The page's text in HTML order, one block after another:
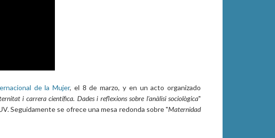
de la Mujer, el 8 de marzo, y en un acto organizado
i carrera científica. Dades i reflexions sobre l'anàlisi sociològica"
Seguidamente se ofrece una mesa redonda sobre "Maternidad